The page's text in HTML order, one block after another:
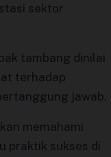
sektor
tambang dinilai
terhadap
jawab.
memahami
praktik sukses di